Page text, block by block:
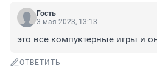
Гость
3 мая 2023, 13:13
это все компуктерные игры и
ОТВЕТИТЬ